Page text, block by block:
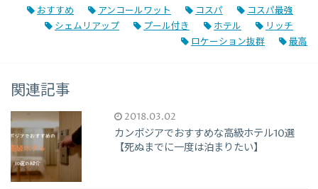
おすすめ アンコールワット コスパ
コスパ最強
シェムリアップ
プール付き ホテル
リッチ
ロケーション抜群
最高
関連記事
2018.03.02
カンボジアでおすすめな高級ホテル10選
【死ぬまでに一度は泊まりたい】